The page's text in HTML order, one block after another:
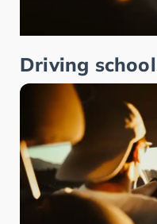
Driving